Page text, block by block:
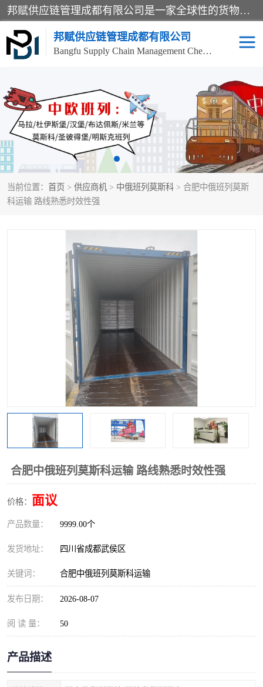
邦赋供应链管理成都有限公司是一家全球性的货物运输代理公司，主要从事：波兰中欧班列、德国中欧班列、出口莫斯科班列、中欧班列进口、蓉欧铁路、成都出口空运等业务，同时亦提供报关、报检、仓储、码头操作等服务。
邦赋供应链管理成都有限公司
Bangfu Supply Chain Management Chengdu Co.,LTD
当前位置： 首页 > 供应商机 > 中俄班列莫斯科 > 合肥中俄班列莫斯
科运输 路线熟悉时效性强
合肥中俄班列莫斯科运输 路线熟悉时效性强
价格： 面议
产品数量： 9999.00个
发货地址： 四川省成都武侯区
关键词： 合肥中俄班列莫斯科运输
发布日期： 2026-08-07
阅 读 量： 50
产品描述
进出口门到门 成都中欧班列
国际汽运 国际空运
食品进口物流清关 南美海运
化妆品进口清关物流 国际海运
中俄铁路班列 中欧班列进口红酒啤酒
蓉欧班列进口机械设备 马来西亚物流
铁路出口拼箱/整柜
中俄班列莫斯科